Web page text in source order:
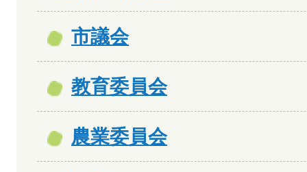
市議会
教育委員会
農業委員会